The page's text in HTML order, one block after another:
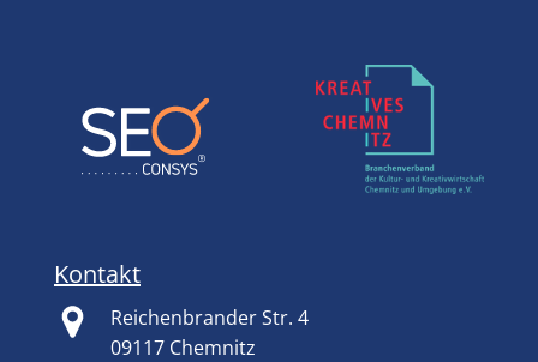
Kontakt
Reichenbrander Str. 4
09117 Chemnitz